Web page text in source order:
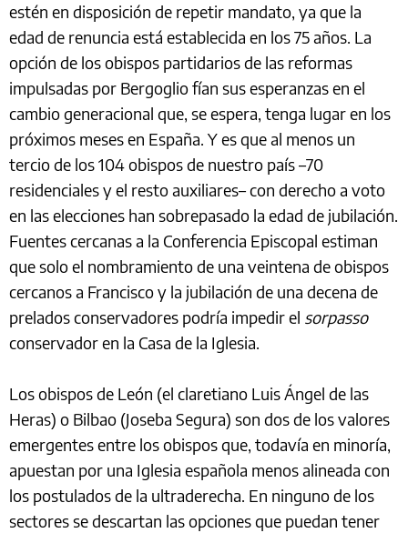
estén en disposición de repetir mandato, ya que la
edad de renuncia está establecida en los 75 años. La
opción de los obispos partidarios de las reformas
impulsadas por Bergoglio fían sus esperanzas en el
cambio generacional que, se espera, tenga lugar en los
próximos meses en España. Y es que al menos un
tercio de los 104 obispos de nuestro país –70
residenciales y el resto auxiliares– con derecho a voto
en las elecciones han sobrepasado la edad de jubilación.
Fuentes cercanas a la Conferencia Episcopal estiman
que solo el nombramiento de una veintena de obispos
cercanos a Francisco y la jubilación de una decena de
prelados conservadores podría impedir el sorpasso
conservador en la Casa de la Iglesia.
Los obispos de León (el claretiano Luis Ángel de las
Heras) o Bilbao (Joseba Segura) son dos de los valores
emergentes entre los obispos que, todavía en minoría,
apuestan por una Iglesia española menos alineada con
los postulados de la ultraderecha. En ninguno de los
sectores se descartan las opciones que puedan tener